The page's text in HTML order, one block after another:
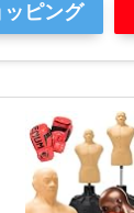
ピング